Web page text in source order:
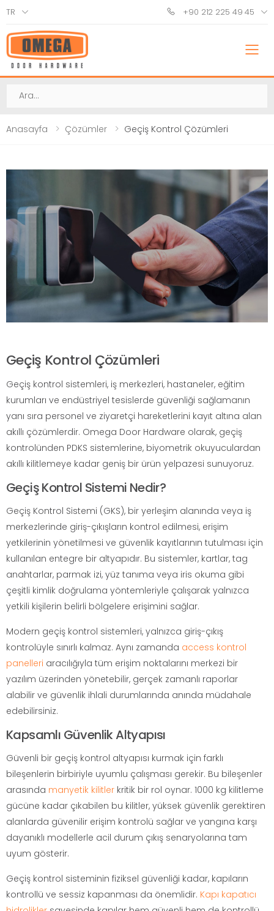
TR +90 212 225 49 45
Ara
Anasayfa Çözümler Geçiş Kontrol Çözümleri
Geçiş Kontrol Çözümleri
Geçiş kontrol sistemleri, iş merkezleri, hastaneler, eğitim
kurumları ve endüstriyel tesislerde güvenliği sağlamanın
yanı sıra personel ve ziyaretçi hareketlerini kayıt altına alan
akıllı çözümlerdir. Omega Door Hardware olarak, geçiş
kontrolünden PDKS sistemlerine, biyometrik okuyuculardan
akıllı kilitlemeye kadar geniş bir ürün yelpazesi sunuyoruz.
Geçiş Kontrol Sistemi Nedir?
Geçiş Kontrol Sistemi (GKS), bir yerleşim alanında veya iş
merkezlerinde giriş-çıkışların kontrol edilmesi, erişim
yetkilerinin yönetilmesi ve güvenlik kayıtlarının tutulması için
kullanılan entegre bir altyapıdır. Bu sistemler, kartlar, tag
anahtarlar, parmak izi, yüz tanıma veya iris okuma gibi
çeşitli kimlik doğrulama yöntemleriyle çalışarak yalnızca
yetkili kişilerin belirli bölgelere erişimini sağlar.
Modern geçiş kontrol sistemleri, yalnızca giriş-çıkış
kontrolüyle sınırlı kalmaz. Aynı zamanda access kontrol
panelleri aracılığıyla tüm erişim noktalarını merkezi bir
yazılım üzerinden yönetebilir, gerçek zamanlı raporlar
alabilir ve güvenlik ihlali durumlarında anında müdahale
edebilirsiniz.
Kapsamlı Güvenlik Altyapısı
Güvenli bir geçiş kontrol altyapısı kurmak için farklı
bileşenlerin birbiriyle uyumlu çalışması gerekir. Bu bileşenler
arasında manyetik kilitler kritik bir rol oynar. 1000 kg kilitleme
gücüne kadar çıkabilen bu kilitler, yüksek güvenlik gerektiren
alanlarda güvenilir erişim kontrolü sağlar ve yangına karşı
dayanıklı modellerle acil durum çıkış senaryolarına tam
uyum gösterir.
Geçiş kontrol sisteminin fiziksel güvenliği kadar, kapıların
kontrollü ve sessiz kapanması da önemlidir. Kapı kapatıcı